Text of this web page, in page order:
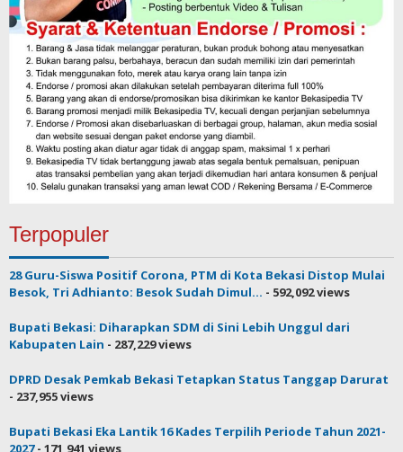
Terpopuler
28 Guru-Siswa Positif Corona, PTM di Kota Bekasi Distop Mulai
Besok, Tri Adhianto: Besok Sudah Dimul... - 592,092 views
Bupati Bekasi: Diharapkan SDM di Sini Lebih Unggul dari
Kabupaten Lain - 287,229 views
DPRD Desak Pemkab Bekasi Tetapkan Status Tanggap Darurat
- 237,955 views
Bupati Bekasi Eka Lantik 16 Kades Terpilih Periode Tahun 2021-
2027- 171,941 views